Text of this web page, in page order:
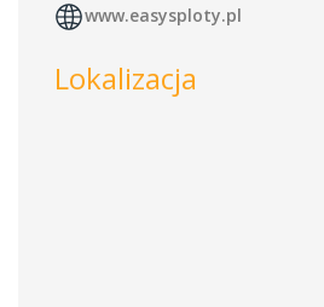
www.easysploty.pl
Lokalizacja